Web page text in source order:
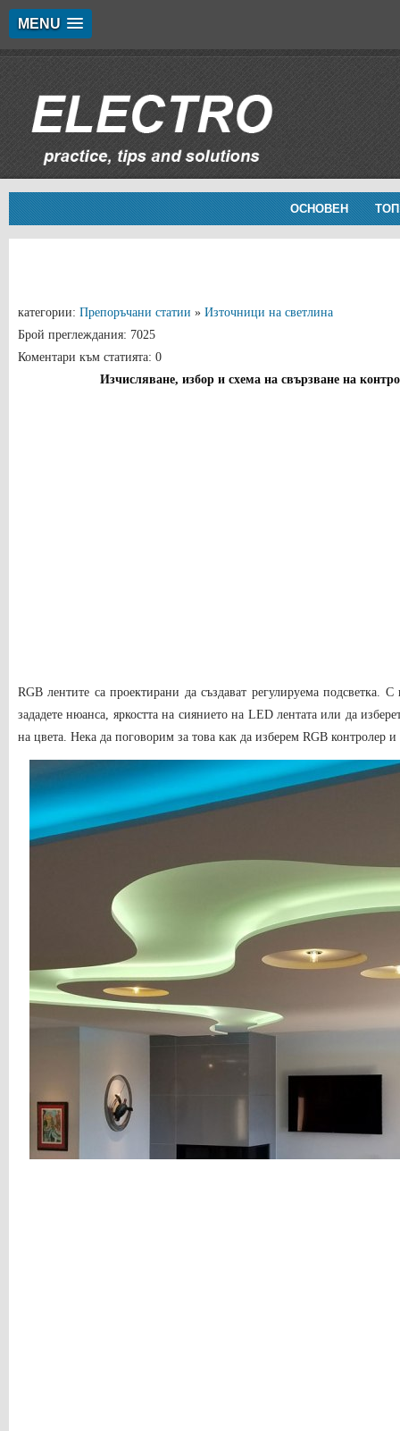
MENU
ОСНОВЕН
категории: Препоръчани статии » Източници на светлина
Брой преглеждания: 7025
Коментари към статията: 0
Изчисляване, избор и схема на свързване на
RGB лентите са проектирани да създават регулируема подсветка.
зададете нюанса, яркостта на сиянието на LED лентата или да
на цвета. Нека да поговорим за това как да изберем RGB контролер